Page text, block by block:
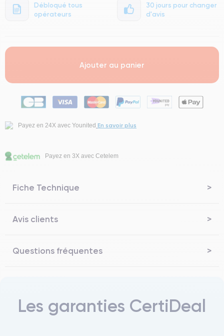
Débloqué tous
opérateurs
30 jours pour changer
d'avis
Ajouter au panier
Payez en 24X avec Younited En savoir plus
Payez en 3X avec Cetelem
Fiche Technique
Avis clients
Questions fréquentes
Les garanties CertiDeal